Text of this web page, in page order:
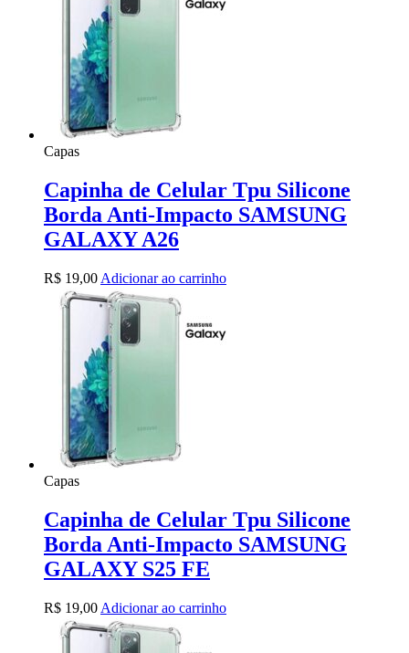
Capas
Capinha de Celular Tpu Silicone
Borda Anti-Impacto SAMSUNG
GALAXY A26
R$ 19,00 Adicionar ao carrinho
Capas
Capinha de Celular Tpu Silicone
Borda Anti-Impacto SAMSUNG
GALAXY S25 FE
R$ 19,00 Adicionar ao carrinho